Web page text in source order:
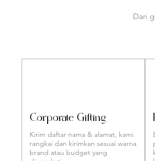
Dari
Corporate Gifting
Kirim daftar nama & alamat, kami
rangkai dan kirimkan sesuai warna
brand atau budget yang